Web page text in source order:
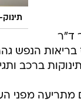
תינוק-גרסה 2 -
ד"ר
הנפש
ברכב
מפני